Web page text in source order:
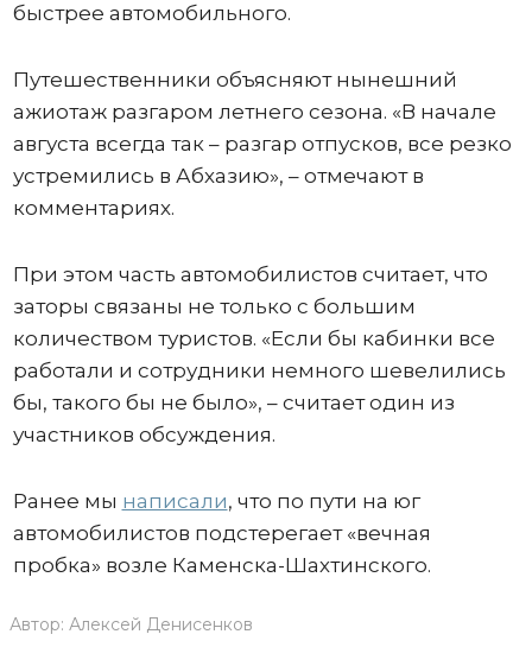
быстрее автомобильного.
Путешественники объясняют нынешний
ажиотаж разгаром летнего сезона. «В начале
августа всегда так – разгар отпусков, все резко
устремились в Абхазию», – отмечают в
комментариях.
При этом часть автомобилистов считает, что
заторы связаны не только с большим
количеством туристов. «Если бы кабинки все
работали и сотрудники немного шевелились
бы, такого бы не было», – считает один из
участников обсуждения.
Ранее мы написали, что по пути на юг
автомобилистов подстерегает «вечная
пробка» возле Каменска-Шахтинского.
Автор: Алексей Денисенков